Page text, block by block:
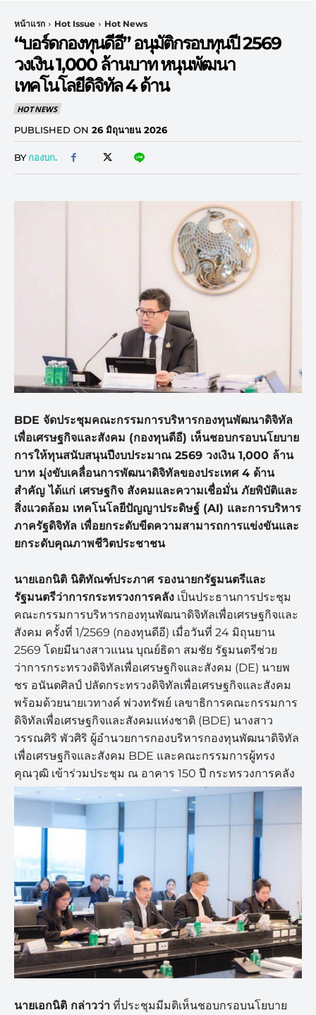
หน้าแรก Hot Issue Hot News
“บอร์ดกองทุนดีอี” อนุมัติกรอบทุนปี 2569
วงเงิน 1,000 ล้านบาท หนุนพัฒนา
เทคโนโลยีดิจิทัล 4 ด้าน
HOT NEWS
PUBLISHED ON 26 มิถุนายน 2026
BY กองบก.
BDE จัดประชุมคณะกรรมการบริหารกองทุนพัฒนาดิจิทัล
เพื่อเศรษฐกิจและสังคม (กองทุนดีอี) เห็นชอบกรอบนโยบาย
การให้ทุนสนับสนุนปีงบประมาณ 2569 วงเงิน 1,000 ล้าน
บาท มุ่งขับเคลื่อนการพัฒนาดิจิทัลของประเทศ 4 ด้าน
สำคัญ ได้แก่ เศรษฐกิจ สังคมและความเชื่อมั่น ภัยพิบัติและ
สิ่งแวดล้อม เทคโนโลยีปัญญาประดิษฐ์ (AI) และการบริหาร
ภาครัฐดิจิทัล เพื่อยกระดับขีดความสามารถการแข่งขันและ
ยกระดับคุณภาพชีวิตประชาชน
นายเอกนิติ นิติทัณฑ์ประภาศ รองนายกรัฐมนตรีและ
รัฐมนตรีว่าการกระทรวงการคลัง เป็นประธานการประชุม
คณะกรรมการบริหารกองทุนพัฒนาดิจิทัลเพื่อเศรษฐกิจและ
สังคม ครั้งที่ 1/2569 (กองทุนดีอี) เมื่อวันที่ 24 มิถุนยาน
2569 โดยมีนางสาวแนน บุณย์ธิดา สมชัย รัฐมนตรีช่วย
ว่าการกระทรวงดิจิทัลเพื่อเศรษฐกิจและสังคม (DE) นายพ
ชร อนันตศิลป์ ปลัดกระทรวงดิจิทัลเพื่อเศรษฐกิจและสังคม
พร้อมด้วยนายเวทางค์ พ่วงทรัพย์ เลขาธิการคณะกรรมการ
ดิจิทัลเพื่อเศรษฐกิจและสังคมแห่งชาติ (BDE) นางสาว
วรรณศิริ พัวศิริ ผู้อำนวยการกองบริหารกองทุนพัฒนาดิจิทัล
เพื่อเศรษฐกิจและสังคม BDE และคณะกรรมการผู้ทรง
คุณวุฒิ เข้าร่วมประชุม ณ อาคาร 150 ปี กระทรวงการคลัง
นายเอกนิติ กล่าวว่า ที่ประชุมมีมติเห็นชอบกรอบนโยบาย